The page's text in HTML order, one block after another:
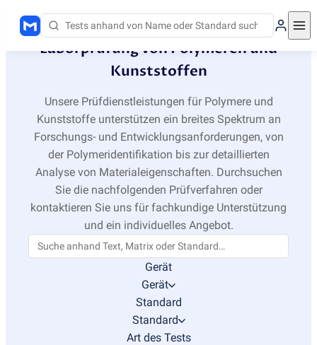
Laborprüfung von Polymeren und
Kunststoffen
Unsere Prüfdienstleistungen für Polymere und
Kunststoffe unterstützen ein breites Spektrum an
Forschungs- und Entwicklungsanforderungen, von
der Polymeridentifikation bis zur detaillierten
Analyse von Materialeigenschaften. Durchsuchen
Sie die nachfolgenden Prüfverfahren oder
kontaktieren Sie uns für fachkundige Unterstützung
und ein individuelles Angebot.
Gerät
Gerät
Standard
Standard
Art des Tests